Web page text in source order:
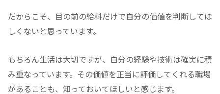
だからこそ、目の前の給料だけで自分の価値を判断してほ
しくないと思っています。
もちろん生活は大切ですが、自分の経験や技術は確実に積
み重なっています。その価値を正当に評価してくれる職場
があることも、知っておいてほしいと感じます。